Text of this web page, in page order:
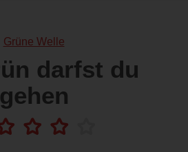
Grüne Welle
darfst du
gehen